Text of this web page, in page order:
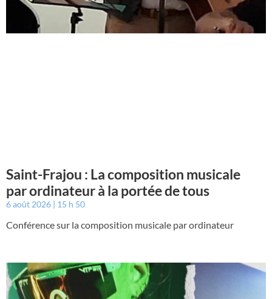
Saint-Frajou : La composition musicale
par ordinateur à la portée de tous
6 août 2026 15 h 50
Conférence sur la composition musicale par ordinateur